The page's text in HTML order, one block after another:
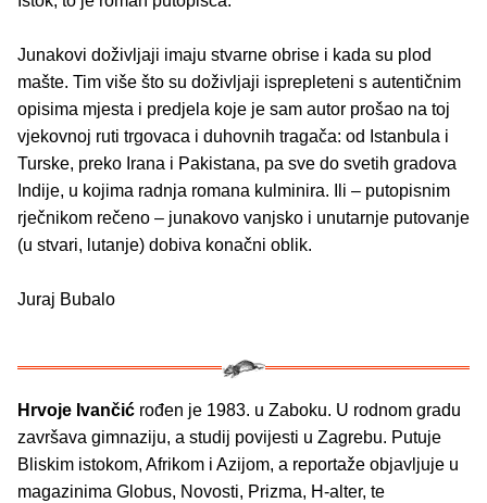
Junakovi doživljaji imaju stvarne obrise i kada su plod
mašte. Tim više što su doživljaji isprepleteni s autentičnim
opisima mjesta i predjela koje je sam autor prošao na toj
vjekovnoj ruti trgovaca i duhovnih tragača: od Istanbula i
Turske, preko Irana i Pakistana, pa sve do svetih gradova
Indije, u kojima radnja romana kulminira. Ili – putopisnim
rječnikom rečeno – junakovo vanjsko i unutarnje putovanje
(u stvari, lutanje) dobiva konačni oblik.
Juraj Bubalo
Hrvoje Ivančić rođen je 1983. u Zaboku. U rodnom gradu
završava gimnaziju, a studij povijesti u Zagrebu. Putuje
Bliskim istokom, Afrikom i Azijom, a reportaže objavljuje u
magazinima Globus, Novosti, Prizma, H-alter, te